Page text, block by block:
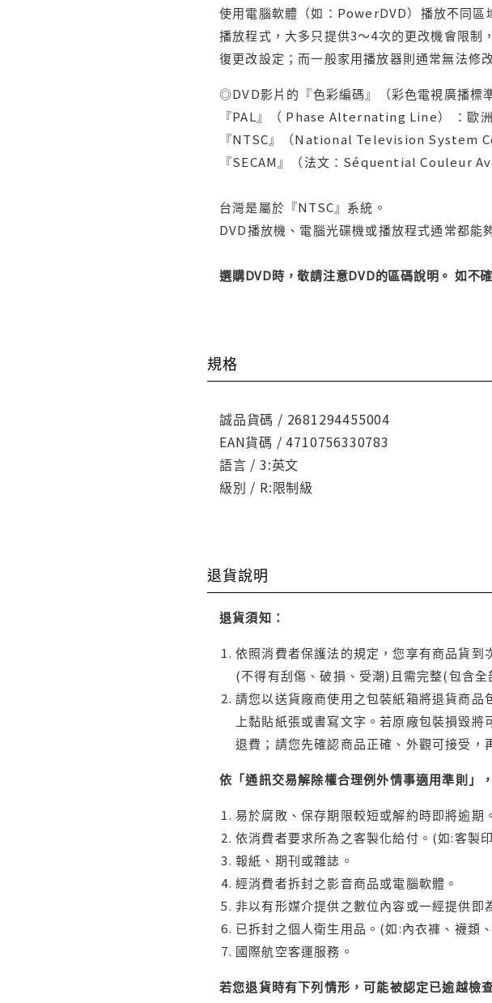
使用電腦軟體（如：PowerDVD）播放不同區
播放程式，大多只提供3～4次的更改機會限
復更改設定；而一般家用播放器則通常無法修
◎DVD影片的『色彩編碼』（彩色電視廣播標
『PAL』（ Phase Alternating Line） ：歐
『NTSC』（National Television System
『SECAM』（法文：Séquential Couleur
台灣是屬於『NTSC』系統。
DVD播放機、電腦光碟機或播放程式通常都能
選購DVD時，敬請注意DVD的區碼說明。 如不
規格
誠品貨碼 / 2681294455004
EAN貨碼 / 4710756330783
語言 / 3:英文
級別 / R:限制級
退貨說明
退貨須知：
依照消費者保護法的規定，您享有商品貨
(不得有刮傷、破損、受潮)且需完整(包含
請您以送貨廠商使用之包裝紙箱將退貨商
上黏貼紙張或書寫文字。若原廠包裝損毀
退費；請您先確認商品正確、外觀可接受，
依「通訊交易解除權合理例外情事適用準則」
易於腐敗、保存期限較短或解約時即將逾
依消費者要求所為之客製化給付。(如:客製
報紙、期刊或雜誌。
經消費者拆封之影音商品或電腦軟體。
非以有形媒介提供之數位內容或一經提供
已拆封之個人衛生用品。(如:內衣褲、襪類
國際航空客運服務。
若您退貨時有下列情形，可能被認定已逾越檢